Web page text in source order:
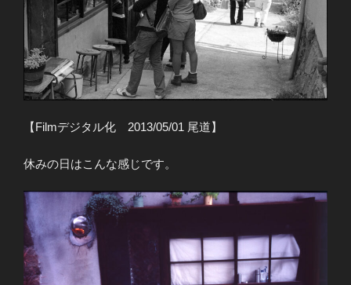
【Filmデジタル化 2013/05/01 尾道】
休みの日はこんな感じです。